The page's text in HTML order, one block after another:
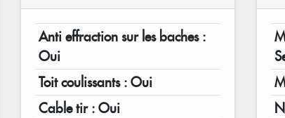
Anti effraction sur les baches :
Oui
Toit coulissants : Oui
Cable tir : Oui